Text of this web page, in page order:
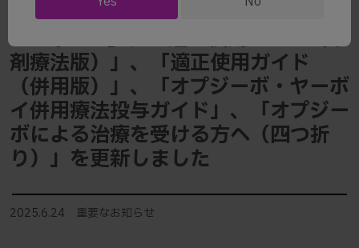
せ」、「添付文書」、「インタビュ
ーフォーム」、「適正使用ガイド（単
剤療法版）」、「適正使用ガイド
（併用版）」、「オプジーボ・ヤーボ
イ併用療法投与ガイド」、「オプジー
ボによる治療を受ける方へ（四つ折
り）」を更新しました
2025.6.24 重要なお知らせ